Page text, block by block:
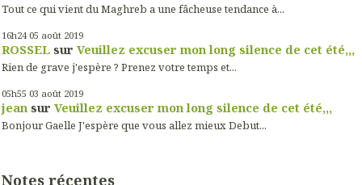
Tout ce qui vient du Maghreb a une fâcheuse tendance à...
16h24 05 août 2019
ROSSEL sur Veuillez excuser mon long silence de cet été,,,
Rien de grave j'espère ? Prenez votre temps et...
05h55 03 août 2019
jean sur Veuillez excuser mon long silence de cet été,,,
Bonjour Gaelle J'espère que vous allez mieux Debut...
Notes récentes